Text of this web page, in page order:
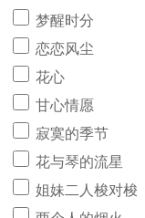
梦醒时分
恋恋风尘
花心
甘心情愿
寂寞的季节
花与琴的流星
姐妹二人梭对梭